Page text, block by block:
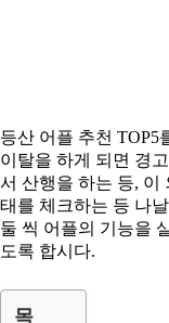
등산 어플 추천 TOP5
이탈을 하게 되면 경
서 산행을 하는 등, 이
태를 체크하는 등 나
둘 씩 어플의 기능을
도록 합시다.
목